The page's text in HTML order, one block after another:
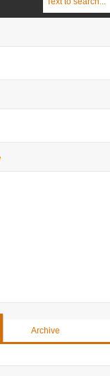
Archive